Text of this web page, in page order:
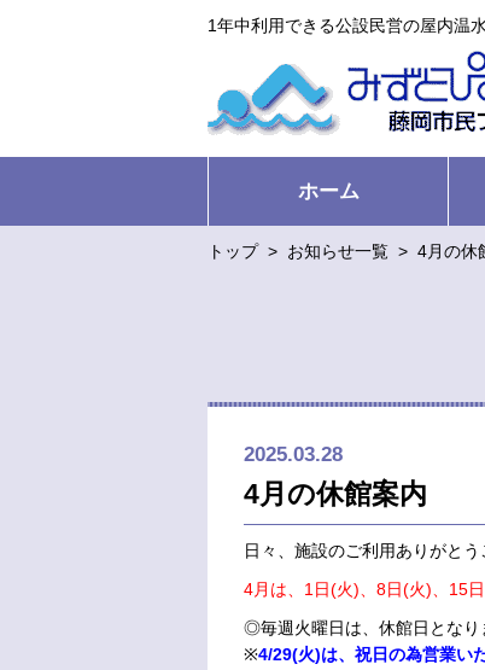
1年中利用できる公設民営の屋内温
ホーム
トップ > お知らせ一覧 > 4月の休
2025.03.28
4月の休館案内
日々、施設のご利用ありがとう
4月は、1日(火)、8日(火)、15
◎毎週火曜日は、休館日となり
※4/29(火)は、祝日の為営業い